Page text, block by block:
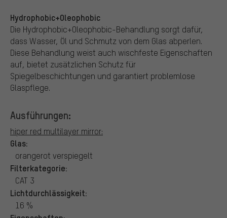
Hydrophobic+Oleophobic
Die Hydrophobic+Oleophobic-Behandlung sorgt dafür,
dass Wasser, Öl und Schmutz von dem Glas abperlen.
Diese Behandlung weist auch wischfeste Eigenschaften
auf, bietet zusätzlichen Schutz für
Spiegelbeschichtungen und garantiert problemlose
Glaspflege.
Ausführungen:
hiper red multilayer mirror:
Glas:
orangerot verspiegelt
Filterkategorie:
CAT 3
Lichtdurchlässigkeit:
16 %